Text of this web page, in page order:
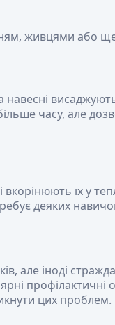
живцями або
часу, але
вкорінюють їх у
деяких
але іноді
профілактичні
цих проблем.